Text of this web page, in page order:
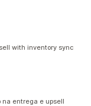
with inventory sync
na entrega e upsell